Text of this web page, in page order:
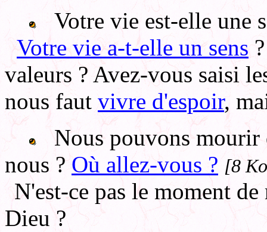
Votre vie est-elle une
Votre vie a-t-elle un sens
valeurs ? Avez-vous saisi
nous faut vivre d'espoir,
Nous pouvons
nous ? Où allez-vous ? [8
N'est-ce pas le moment
Dieu ?